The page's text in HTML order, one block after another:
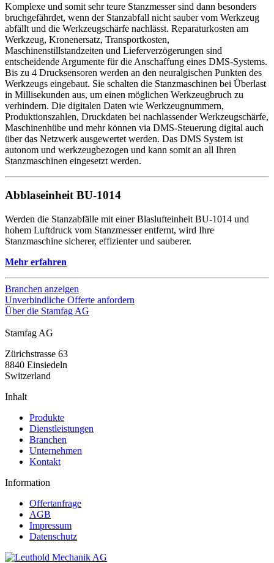
Komplexe und somit sehr teure Stanzmesser sind dann besonders
bruchgefährdet, wenn der Stanzabfall nicht sauber vom Werkzeug
abfällt und die Werkzeugschärfe nachlässt. Reparaturkosten am
Werkzeug, Kronenersatz, Transportkosten,
Maschinenstillstandzeiten und Lieferverzögerungen sind
entscheidende Argumente für die Anschaffung eines DMS-Systems.
Bis zu 4 Drucksensoren werden an den neuralgischen Punkten des
Werkzeugs eingebaut. Sie schalten die Stanzmaschinen bei Überlast
in Millisekunden aus, um einen möglichen Werkzeugbruch zu
verhindern. Die digitalen Daten wie Werkzeugnummern,
Produktionszahlen, Druckdaten bei nachlassender Werkzeugschärfe,
Maschinenhübe und mehr können via DMS-Steuerung digital auch
über das Netzwerk ausgewertet werden. Das DMS System ist
autonom und werkzeugbezogen und kann somit an all Ihren
Stanzmaschinen eingesetzt werden.
Abblaseinheit BU-1014
Werden die Stanzabfälle mit einer Blaslufteinheit BU-1014 und
hohem Luftdruck vom Stanzmesser entfernt, wird Ihre
Stanzmaschine sicherer, effizienter und sauberer.
Mehr erfahren
Branchen anzeigen
Unverbindliche Offerte anfordern
Über die Stamfag AG
Stamfag AG
Zürichstrasse 63
8840 Einsiedeln
Switzerland
Inhalt
Produkte
Dienstleistungen
Branchen
Unternehmen
Kontakt
Information
Offertanfrage
AGB
Impressum
Datenschutz